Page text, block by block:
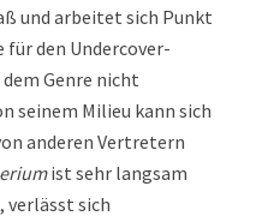
und arbeitet sich Punkt
den Undercover-
Genre nicht
seinem Milieu kann sich
anderen Vertretern
ist sehr langsam
verlässt sich